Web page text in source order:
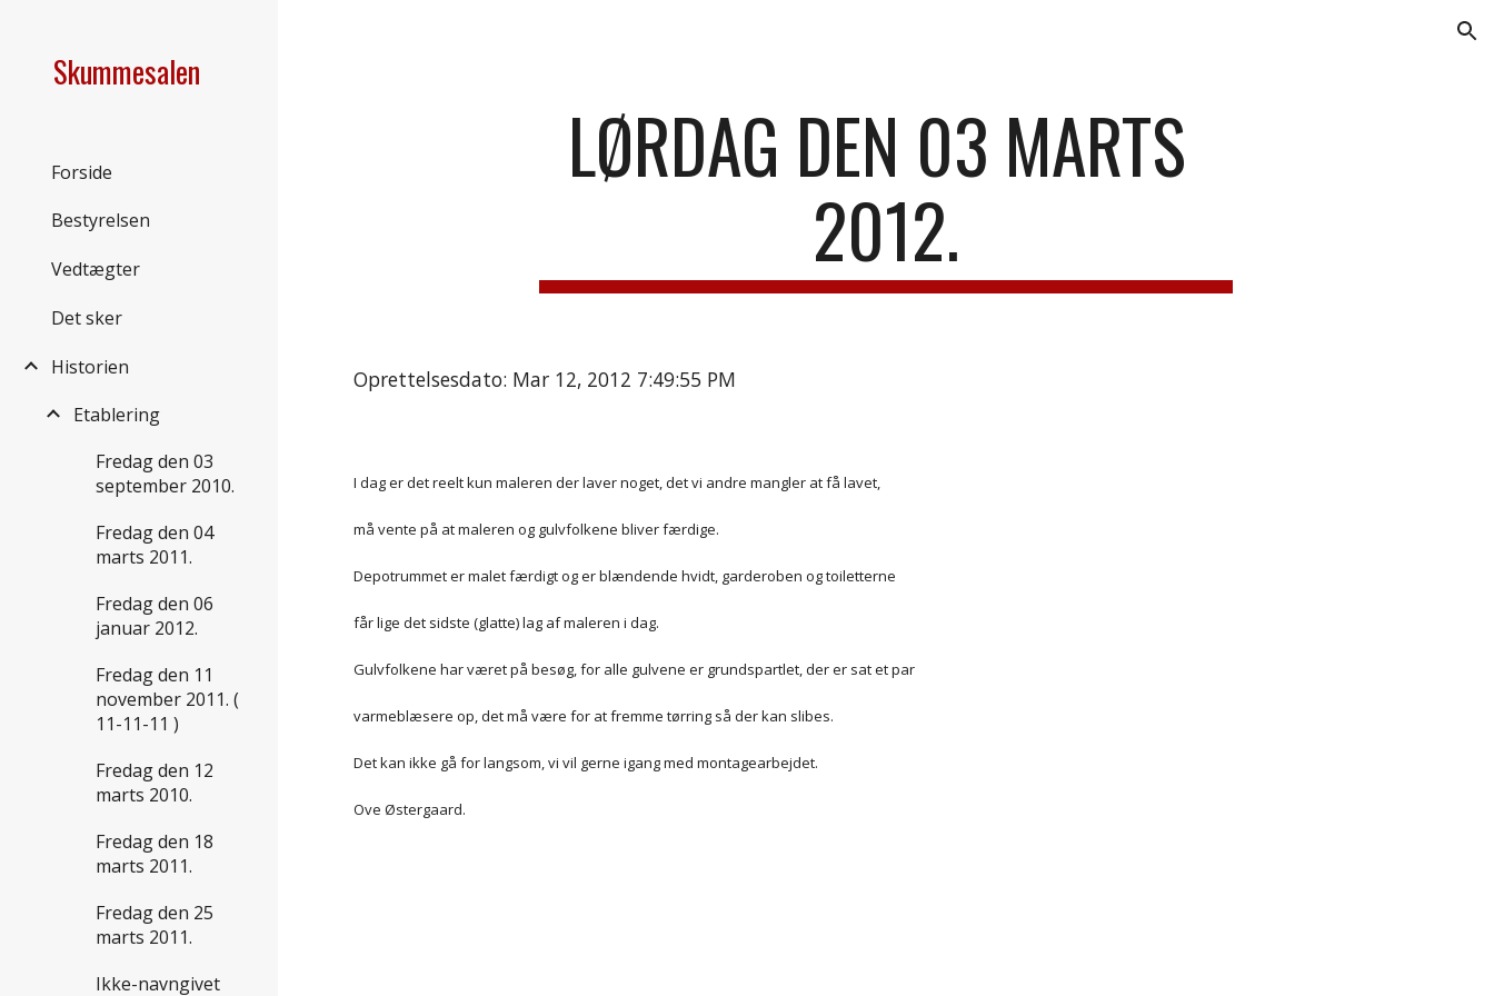
Skummesalen
Forside
Bestyrelsen
Vedtægter
Det sker
Historien
Etablering
Fredag den 03
september 2010.
Fredag den 04
marts 2011.
Fredag den 06
januar 2012.
Fredag den 11
november 2011. (
11-11-11 )
Fredag den 12
marts 2010.
Fredag den 18
marts 2011.
Fredag den 25
marts 2011.
Ikke-navngivet
LØRDAG DEN 03 MARTS
2012.
Oprettelsesdato: Mar 12, 2012 7:49:55 PM
I dag er det reelt kun maleren der laver noget, det vi andre mangler at få lavet,
må vente på at maleren og gulvfolkene bliver færdige.
Depotrummet er malet færdigt og er blændende hvidt, garderoben og toiletterne
får lige det sidste (glatte) lag af maleren i dag.
Gulvfolkene har været på besøg, for alle gulvene er grundspartlet, der er sat et par
varmeblæsere op, det må være for at fremme tørring så der kan slibes.
Det kan ikke gå for langsom, vi vil gerne igang med montagearbejdet.
Ove Østergaard.